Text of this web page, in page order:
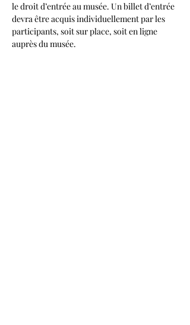
le droit d’entrée au musée. Un billet d’entrée
devra être acquis individuellement par les
participants, soit sur place, soit en ligne
auprès du musée.